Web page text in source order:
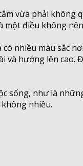
vừa phải không
một điều không
nhiều màu sắc
hướng lên cao.
sống, như là
nhiều.